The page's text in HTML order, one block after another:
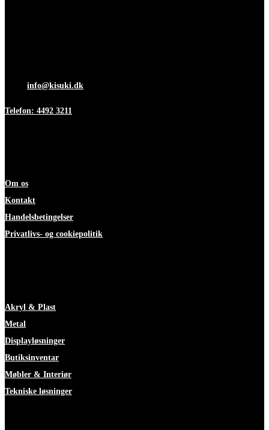
info@kisuki.dk
Telefon: 4492 3211
Om os
Kontakt
Handelsbetingelser
Privatlivs- og cookiepolitik
Akryl & Plast
Metal
Displayløsninger
Butiksinventar
Møbler & Interiør
Tekniske løsninger